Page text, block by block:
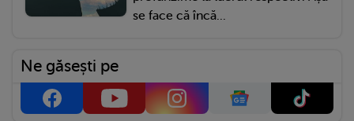
se face că încă...
Ne găsești pe